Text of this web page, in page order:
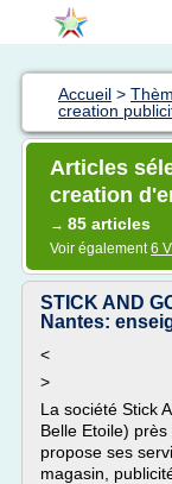
Accueil >
creation
Articles
creation
→ 85 articles
Voir également6
STICK AND
Nantes:
<
>
La société Stick
Belle Etoile)
propose ses
magasin,